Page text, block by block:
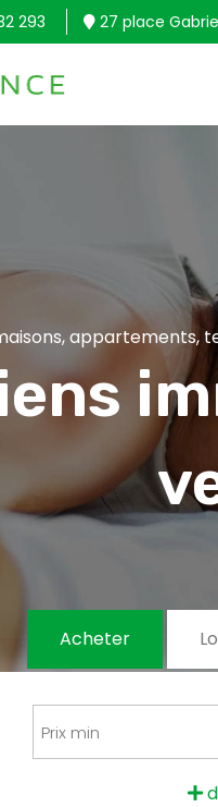
293 27 place Gabriel
appartements,
Acheter